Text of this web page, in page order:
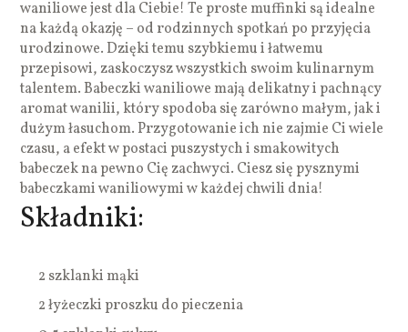
waniliowe jest dla Ciebie! Te proste muffinki są idealne
na każdą okazję – od rodzinnych spotkań po przyjęcia
urodzinowe. Dzięki temu szybkiemu i łatwemu
przepisowi, zaskoczysz wszystkich swoim kulinarnym
talentem. Babeczki waniliowe mają delikatny i pachnący
aromat wanilii, który spodoba się zarówno małym, jak i
dużym łasuchom. Przygotowanie ich nie zajmie Ci wiele
czasu, a efekt w postaci puszystych i smakowitych
babeczek na pewno Cię zachwyci. Ciesz się pysznymi
babeczkami waniliowymi w każdej chwili dnia!
Składniki:
2 szklanki mąki
2 łyżeczki proszku do pieczenia